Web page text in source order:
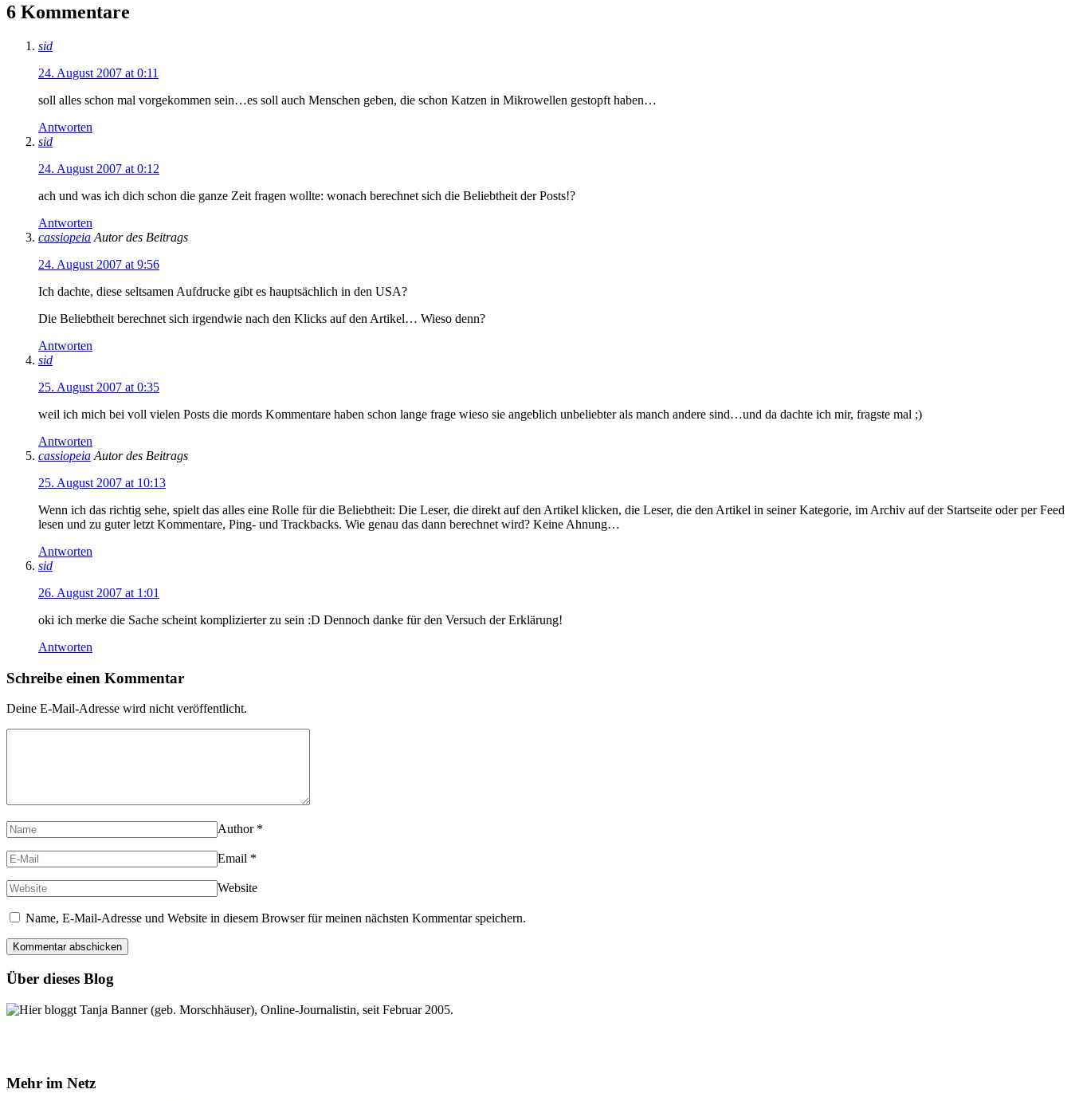
6 Kommentare
sid
24. August 2007 at 0:11
soll alles schon mal vorgekommen sein…es soll auch Menschen geben, die schon Katzen in Mikrowellen gestopft haben…
Antworten
sid
24. August 2007 at 0:12
ach und was ich dich schon die ganze Zeit fragen wollte: wonach berechnet sich die Beliebtheit der Posts!?
Antworten
cassiopeia Autor des Beitrags
24. August 2007 at 9:56
Ich dachte, diese seltsamen Aufdrucke gibt es hauptsächlich in den USA?
Die Beliebtheit berechnet sich irgendwie nach den Klicks auf den Artikel… Wieso denn?
Antworten
sid
25. August 2007 at 0:35
weil ich mich bei voll vielen Posts die mords Kommentare haben schon lange frage wieso sie angeblich unbeliebter als manch andere sind…und da dachte ich mir, fragste mal ;)
Antworten
cassiopeia Autor des Beitrags
25. August 2007 at 10:13
Wenn ich das richtig sehe, spielt das alles eine Rolle für die Beliebtheit: Die Leser, die direkt auf den Artikel klicken, die Leser, die den Artikel in seiner Kategorie, im Archiv auf der Startseite oder per Feed
lesen und zu guter letzt Kommentare, Ping- und Trackbacks. Wie genau das dann berechnet wird? Keine Ahnung…
Antworten
sid
26. August 2007 at 1:01
oki ich merke die Sache scheint komplizierter zu sein :D Dennoch danke für den Versuch der Erklärung!
Antworten
Schreibe einen Kommentar
Deine E-Mail-Adresse wird nicht veröffentlicht.
Author *
Email *
Website
Name, E-Mail-Adresse und Website in diesem Browser für meinen nächsten Kommentar speichern.
Über dieses Blog
Hier bloggt Tanja Banner (geb. Morschhäuser), Online-Journalistin, seit Februar 2005.
Mehr im Netz